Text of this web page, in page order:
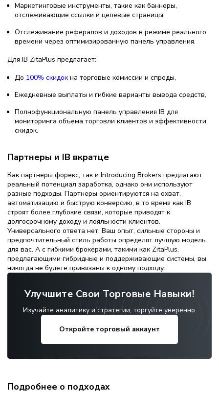
Маркетинговые инструменты, такие как баннеры,
отслеживающие ссылки и целевые страницы,
Отслеживание рефералов и доходов в режиме реального
времени через оптимизированную панель управления.
Для IB ZitaPlus предлагает:
До 100% скидок на торговые комиссии и спреды,
Ежедневные выплаты и гибкие варианты вывода средств,
Полнофункциональную панель управления IB для
мониторинга объема торговли клиентов и эффективности
скидок.
Партнеры и IB вкратце
Как партнеры форекс, так и Introducing Brokers предлагают
реальный потенциал заработка, однако они используют
разные подходы. Партнеры ориентируются на охват,
автоматизацию и быструю конверсию, в то время как IB
строят более глубокие связи, которые приводят к
долгосрочному доходу и лояльности клиентов.
Универсального ответа нет. Ваш опыт, сильные стороны и
предпочтительный стиль работы определят лучшую модель
для вас. А с гибкими брокерами, такими как ZitaPlus,
предлагающими гибридные и поддерживающие системы, вы
никогда не будете привязаны к одному подходу.
Улучшите Свои Торговые Навыки!
Изучайте аналитику и стратегии, торгуйте уверенно.
Откройте торговый аккаунт
Подробнее о подходах